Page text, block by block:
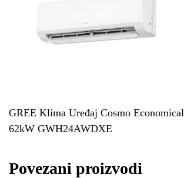
GREE Klima Uređaj Cosmo Economical
62kW GWH24AWDXE
Povezani proizvodi